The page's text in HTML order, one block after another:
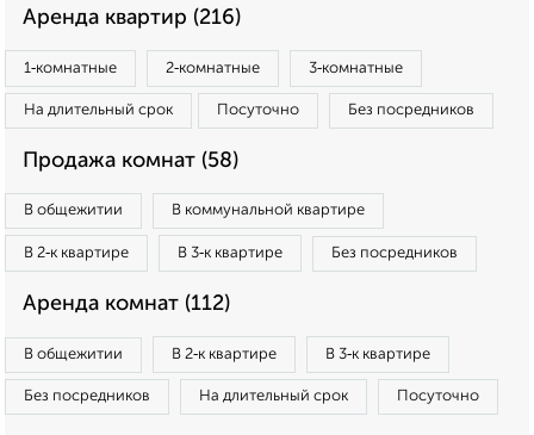
Аренда квартир (216)
1‑комнатные 2‑комнатные 3‑комнатные
На длительный срок Посуточно Без посредников
Продажа комнат (58)
В общежитии В коммунальной квартире
В 2‑к квартире В 3‑к квартире Без посредников
Аренда комнат (112)
В общежитии В 2‑к квартире В 3‑к квартире
Без посредников На длительный срок Посуточно